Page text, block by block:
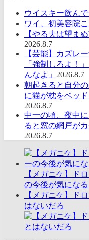
ウイスキー飲ん
ワイ、初美容院
【やる夫は望ま
2026.8.7
【芸能】カズレ
「強制しろよ！
んなよ」 2026.8.7
朝起きると自分
に猫が枕をベッ
2026.8.7
中一の頃、夜中
ると窓の網戸が
2026.8.7
【メガニケ】ド
の今後が気になる
【メガニケ】ド
はないだろ